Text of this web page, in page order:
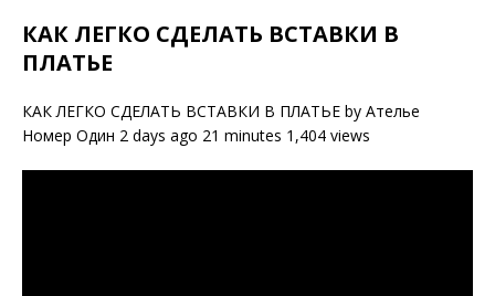
КАК ЛЕГКО СДЕЛАТЬ ВСТАВКИ В
ПЛАТЬЕ
КАК ЛЕГКО СДЕЛАТЬ ВСТАВКИ В ПЛАТЬЕ by Ателье
Номер Один 2 days ago 21 minutes 1,404 views